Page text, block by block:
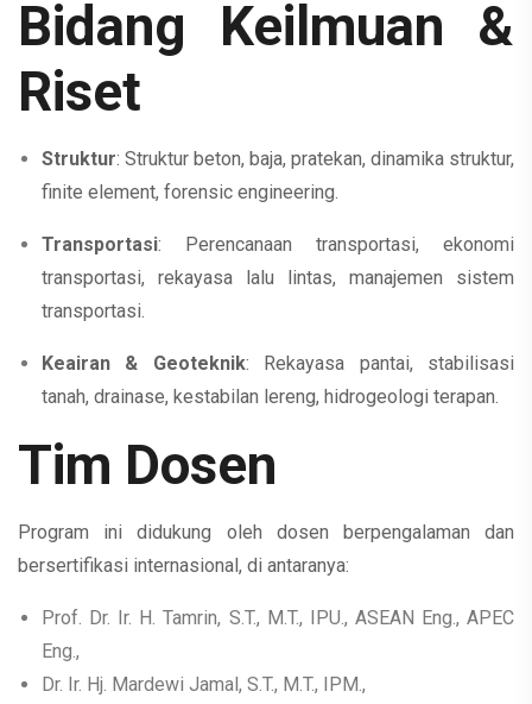
Bidang Keilmuan &
Riset
Struktur: Struktur beton, baja, pratekan, dinamika struktur,
finite element, forensic engineering.
Transportasi: Perencanaan transportasi, ekonomi
transportasi, rekayasa lalu lintas, manajemen sistem
transportasi.
Keairan & Geoteknik: Rekayasa pantai, stabilisasi
tanah, drainase, kestabilan lereng, hidrogeologi terapan.
Tim Dosen
Program ini didukung oleh dosen berpengalaman dan
bersertifikasi internasional, di antaranya:
Prof. Dr. Ir. H. Tamrin, S.T., M.T., IPU., ASEAN Eng., APEC
Eng.,
Dr. Ir. Hj. Mardewi Jamal, S.T., M.T., IPM.,